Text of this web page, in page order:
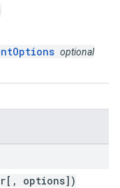
optional
options])